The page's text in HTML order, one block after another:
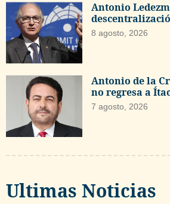
Antonio
8 agosto, 2026
Antonio de la
no regresa a
7 agosto, 2026
Ultimas Noticias